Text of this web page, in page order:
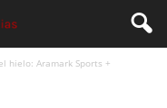
hielo: Aramark Sports +